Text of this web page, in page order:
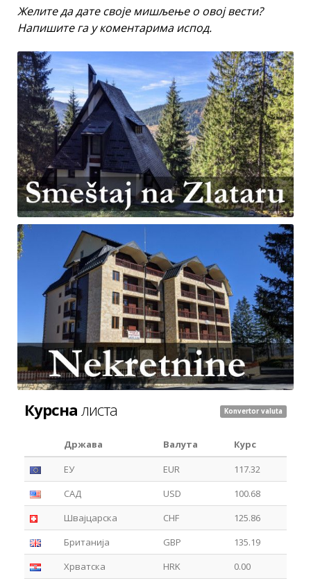
Желите да дате своје мишљење о овој вести?
Напишите га у коментарима испод.
Курсна листа Konvertor valuta
Држава Валута
Курс
ЕУ
EUR
117.32
САД
USD
100.68
Швајцарска
CHF
125.86
Британија
GBP
135.19
Хрватска
HRK
0.00